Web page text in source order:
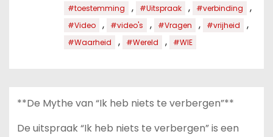
#toestemming , #Uitspraak , #verbinding ,
#Video , #video's , #Vragen , #vrijheid ,
#Waarheid , #Wereld , #WIE
**De Mythe van “Ik heb niets te verbergen”**
De uitspraak “Ik heb niets te verbergen” is een